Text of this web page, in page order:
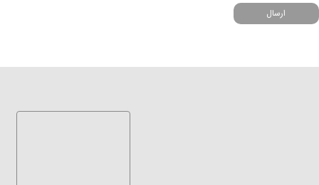
ارسال